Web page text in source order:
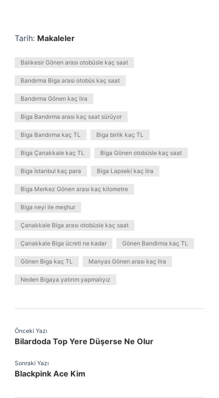
Tarih: Makaleler
Balıkesir Gönen arası otobüsle kaç saat
Bandırma Biga arası otobüs kaç saat
Bandırma Gönen kaç lira
Biga Bandırma arası kaç saat sürüyor
Biga Bandırma kaç TL Biga birlik kaç TL
Biga Çanakkale kaç TL Biga Gönen otobüsle kaç saat
Biga İstanbul kaç para Biga Lapseki kaç lira
Biga Merkez Gönen arası kaç kilometre
Biga neyi ile meşhur
Çanakkale Biga arası otobüsle kaç saat
Çanakkale Biga ücreti ne kadar Gönen Bandirma kaç TL
Gönen Biga kaç TL Manyas Gönen arası kaç lira
Neden Bigaya yatırım yapmalıyız
Önceki Yazı
Bilardoda Top Yere Düşerse Ne Olur
Sonraki Yazı
Blackpink Ace Kim